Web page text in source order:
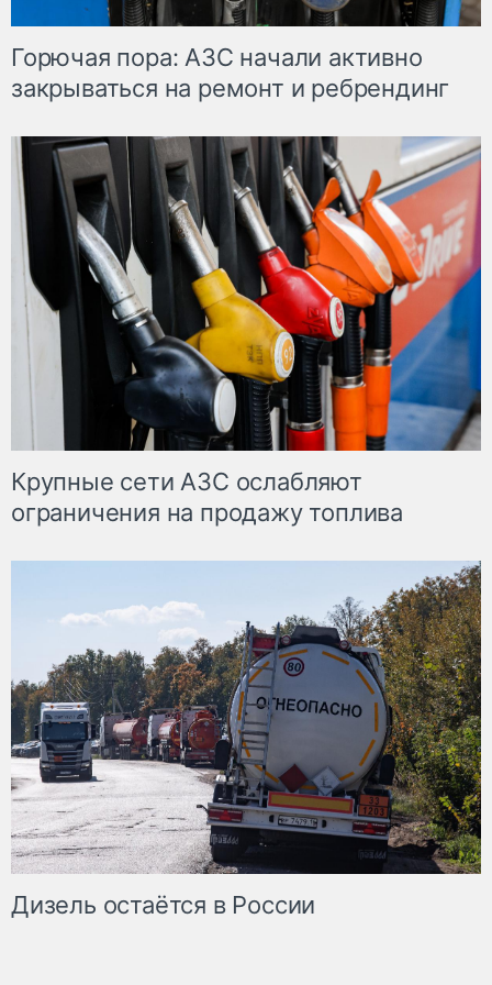
Горючая пора: АЗС начали активно
закрываться на ремонт и ребрендинг
Крупные сети АЗС ослабляют
ограничения на продажу топлива
Дизель остаётся в России